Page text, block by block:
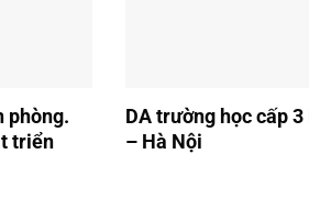
phòng.
triển
DA trường học cấp
– Hà Nội